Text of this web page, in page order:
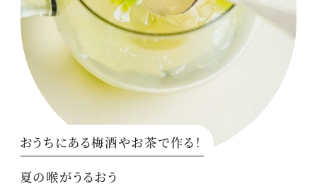
おうちにある梅酒やお茶で作る！
夏の喉がうるおう